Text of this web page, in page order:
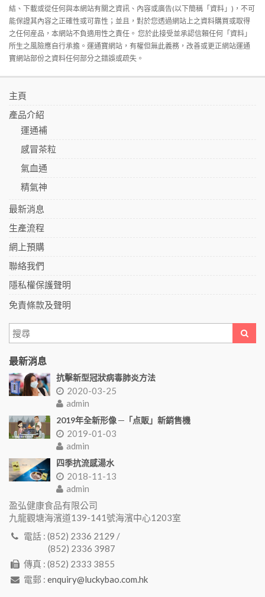
結、下載或從任何與本網站有關之資訊、內容或廣告(以下簡稱「資料」)，不可
能保證其內容之正確性或可靠性；並且，對於您透過網站上之資料購買或取得
之任何産品，本網站不負適用性之責任。 您於此接受並承認信賴任何「資料」
所生之風險應自行承擔。運通寶網站，有權但無此義務，改善或更正網站運通
寶網站部份之資料任何部分之錯誤或疏失。
主頁
產品介紹
運通補
感冒茶粒
氣血通
精氣神
最新消息
生產流程
網上預購
聯絡我們
隱私權保護聲明
免責條款及聲明
最新消息
抗擊新型冠狀病毒肺炎方法
2020-03-25
admin
2019年全新形像 ─「点販」新銷售機
2019-01-03
admin
四季抗流感湯水
2018-11-13
admin
盈弘健康食品有限公司
九龍觀塘海濱道139-141號海濱中心1203室
電話 : (852) 2336 2129 /
(852) 2336 3987
傳真 : (852) 2333 3855
電郵 : enquiry@luckybao.com.hk